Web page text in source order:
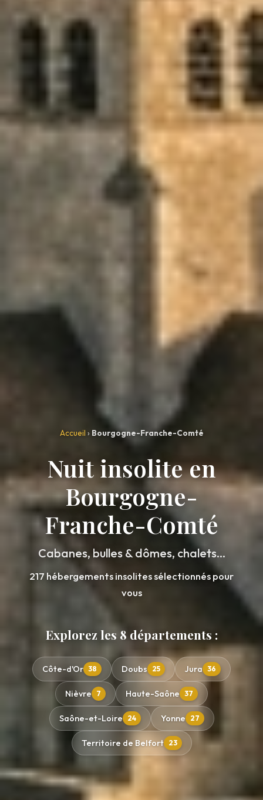
Accueil › Bourgogne-Franche-Comté
Nuit insolite en
Bourgogne-
Franche-Comté
Cabanes, bulles & dômes, chalets...
217 hébergements insolites sélectionnés pour
vous
Explorez les 8 départements :
Côte-d'Or 38 Doubs 25 Jura 36
Nièvre 7 Haute-Saône 37
Saône-et-Loire 24 Yonne 27
Territoire de Belfort 23